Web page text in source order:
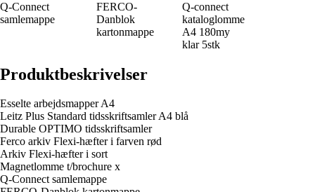
Q-Connect
samlemappe
FERCO-
Danblok
kartonmappe
Q-connect
kataloglomme
A4 180my
klar 5stk
Produktbeskrivelser
Esselte arbejdsmapper A4
Leitz Plus Standard tidsskriftsamler A4 blå
Durable OPTIMO tidsskriftsamler
Ferco arkiv Flexi-hæfter i farven rød
Arkiv Flexi-hæfter i sort
Magnetlomme t/brochure x
Q-Connect samlemappe